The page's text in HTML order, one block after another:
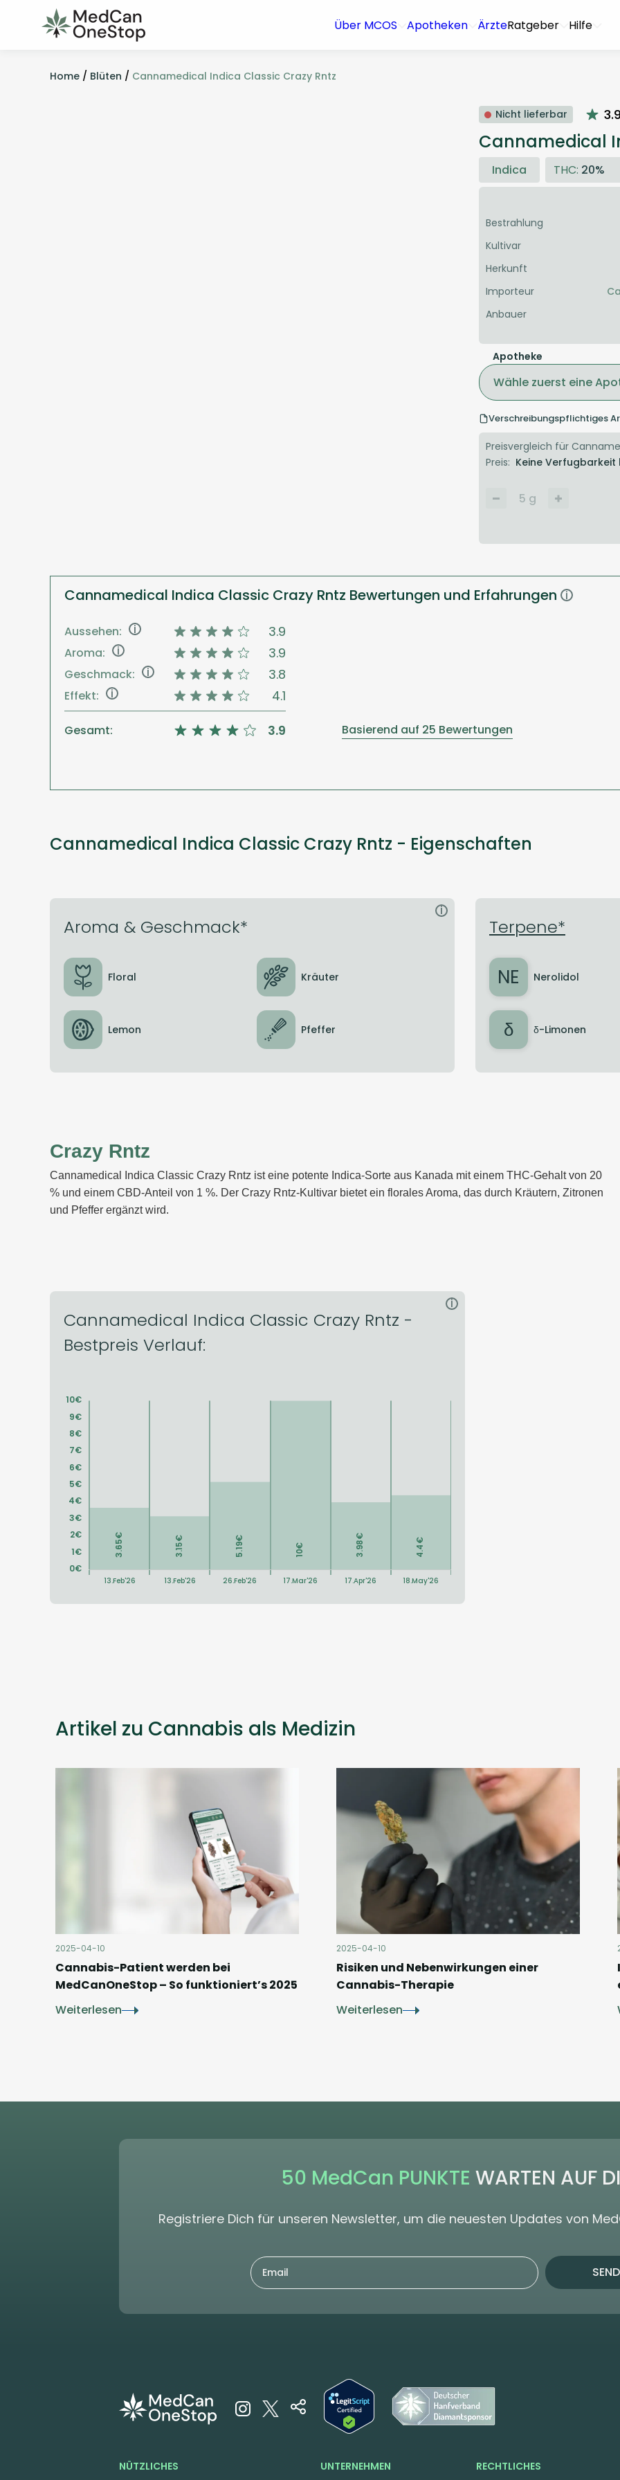
Über MCOS Apotheken ÄrzteRatgeber Hilfe
Home / Blüten / Cannamedical Indica Classic Crazy Rntz
Nicht lieferbar
Cannamedical
Indica THC: 20%
Bestrahlung
Kultivar
Herkunft
Importeur
Anbauer
Apotheke
Wähle zuerst eine
Verschreibungspflichtiges
Preisvergleich für
Preis: Keine
5 g
Cannamedical Indica Classic Crazy Rntz Bewertungen und Erfahrungen i
Aussehen: i 3.9
Aroma: i 3.9
Geschmack: i 3.8
Effekt: i 4.1
Gesamt: 3.9 Basierend auf 25 Bewertungen
Cannamedical Indica Classic Crazy Rntz - Eigenschaften
Aroma & Geschmack*
i
Floral Kräuter
Lemon Pfeffer
Terpene*
NE Nerolidol
δ δ-Limonen
Crazy Rntz
Cannamedical Indica Classic Crazy Rntz ist eine potente Indica-Sorte aus Kanada mit einem THC-Gehalt von 20
% und einem CBD-Anteil von 1 %. Der Crazy Rntz-Kultivar bietet ein florales Aroma, das durch Kräutern, Zitronen
und Pfeffer ergänzt wird.
Cannamedical Indica Classic Crazy Rntz -
Bestpreis Verlauf:
i
Artikel zu Cannabis als Medizin
2025-04-10
Cannabis-Patient werden bei
MedCanOneStop – So funktioniert’s 2025
Weiterlesen
2025-04-10
Risiken und Nebenwirkungen einer
Cannabis-Therapie
Weiterlesen
50 MedCan PUNKTE WARTEN AUF
Registriere Dich für unseren Newsletter, um die neuesten Updates von
NÜTZLICHES UNTERNEHMEN RECHTLICHES